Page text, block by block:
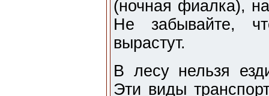
(ночная фиалка),
Не забывайте,
вырастут.
В лесу нельзя
Эти виды